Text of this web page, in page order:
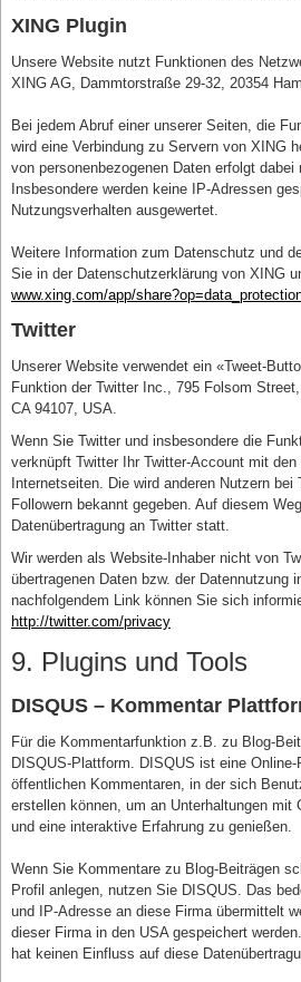
XING Plugin
Unsere Website nutzt Funktionen des
XING AG, Dammtorstraße 29-32, 20354
Bei jedem Abruf einer unserer Seiten, die
wird eine Verbindung zu Servern von XING
von personenbezogenen Daten erfolgt dabei
Insbesondere werden keine IP-Adressen
Nutzungsverhalten ausgewertet.
Weitere Information zum Datenschutz und
Sie in der Datenschutzerklärung von XING
www.xing.com/app/
Twitter
Unserer Website verwendet ein «Tweet-
Funktion der Twitter Inc., 795 Folsom
CA 94107, USA.
Wenn Sie Twitter und insbesondere die
verknüpft Twitter Ihr Twitter-Account mit
Internetseiten. Die wird anderen Nutzern bei
Followern bekannt gegeben. Auf diesem
Datenübertragung an Twitter statt.
Wir werden als Website-Inhaber nicht von
übertragenen Daten bzw. der Datennutzung
nachfolgendem Link können Sie sich
http://twitter.com/privacy
9. Plugins und Tools
DISQUS – Kommentar
Für die Kommentarfunktion z.B. zu Blog-
DISQUS-Plattform. DISQUS ist eine
öffentlichen Kommentaren, in der sich
erstellen können, um an Unterhaltungen mit
und eine interaktive Erfahrung zu genießen.
Wenn Sie Kommentare zu Blog-Beiträgen
Profil anlegen, nutzen Sie DISQUS. Das
und IP-Adresse an diese Firma übermittelt
dieser Firma in den USA gespeichert
hat keinen Einfluss auf diese